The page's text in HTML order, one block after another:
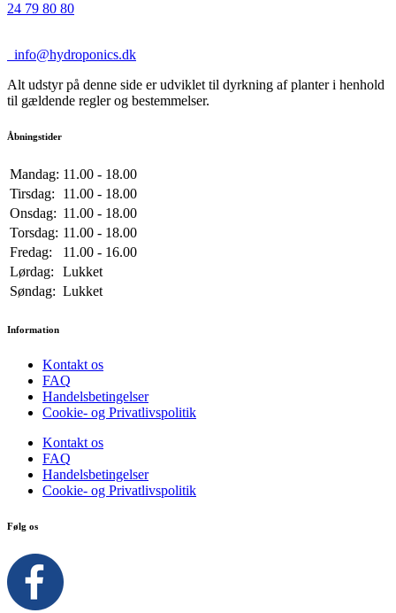
24 79 80 80
info@hydroponics.dk
Alt udstyr på denne side er udviklet til dyrkning af planter i henhold
til gældende regler og bestemmelser.
Åbningstider
Mandag: 11.00 - 18.00
Tirsdag:
11.00 - 18.00
Onsdag: 11.00 - 18.00
Torsdag: 11.00 - 18.00
Fredag:
11.00 - 16.00
Lørdag:
Lukket
Søndag: Lukket
Information
Kontakt os
FAQ
Handelsbetingelser
Cookie- og Privatlivspolitik
Kontakt os
FAQ
Handelsbetingelser
Cookie- og Privatlivspolitik
Følg os